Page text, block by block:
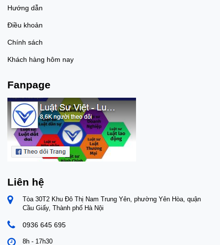
Hướng dẫn
Điều khoản
Chính sách
Khách hàng hôm nay
Fanpage
Liên hệ
Tòa 30T2 Khu Đô Thị Nam Trung Yên, phường Yên Hòa, quận
Cầu Giấy, Thành phố Hà Nội
0936 645 695
8h - 17h30